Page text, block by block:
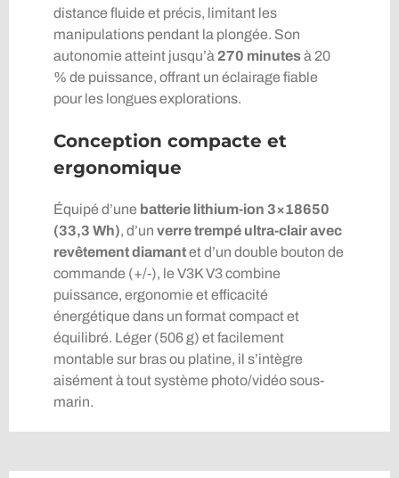
distance fluide et précis, limitant les
manipulations pendant la plongée. Son
autonomie atteint jusqu’à 270 minutesà 20
% de puissance, offrant un éclairage fiable
pour les longues explorations.
Conception compacte et
ergonomique
Équipé d’une batterie lithium-ion 3×18650
(33,3 Wh), d’un verre trempé ultra-clair avec
revêtement diamantet d’un double bouton de
commande (+/-), le V3K V3 combine
puissance, ergonomie et efficacité
énergétique dans un format compact et
équilibré. Léger (506 g) et facilement
montable sur bras ou platine, il s’intègre
aisément à tout système photo/vidéo sous-
marin.